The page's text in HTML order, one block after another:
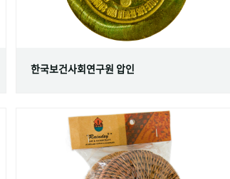
한국보건사회연구원 압인